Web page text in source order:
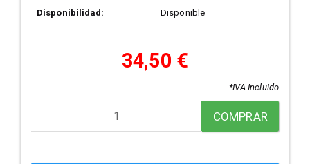
Disponibilidad: Disponible
34,50 €
*IVA Incluido
COMPRAR